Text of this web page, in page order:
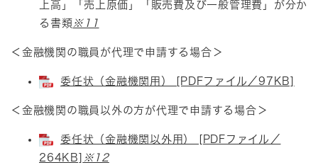
上高」「売上原価」「販売費及び一般管理費」が分か
る書類​ ※11
＜金融機関の職員が代理で申請する場合＞
委任状（金融機関用） [PDFファイル／97KB]
＜金融機関の職員以外の方が代理で申請する場合＞​
委任状（金融機関以外用） [PDFファイル／
264KB]
※12